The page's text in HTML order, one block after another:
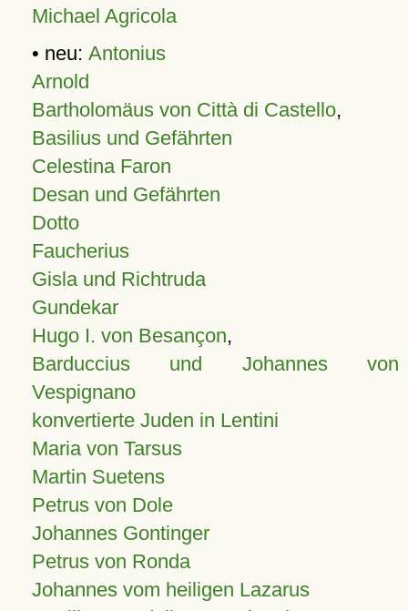
Michael Agricola
• neu: Antonius
Arnold
Bartholomäus von Città di Castello,
Basilius und Gefährten
Celestina Faron
Desan und Gefährten
Dotto
Faucherius
Gisla und Richtruda
Gundekar
Hugo I. von Besançon,
Barduccius und Johannes von
Vespignano
konvertierte Juden in Lentini
Maria von Tarsus
Martin Suetens
Petrus von Dole
Johannes Gontinger
Petrus von Ronda
Johannes vom heiligen Lazarus